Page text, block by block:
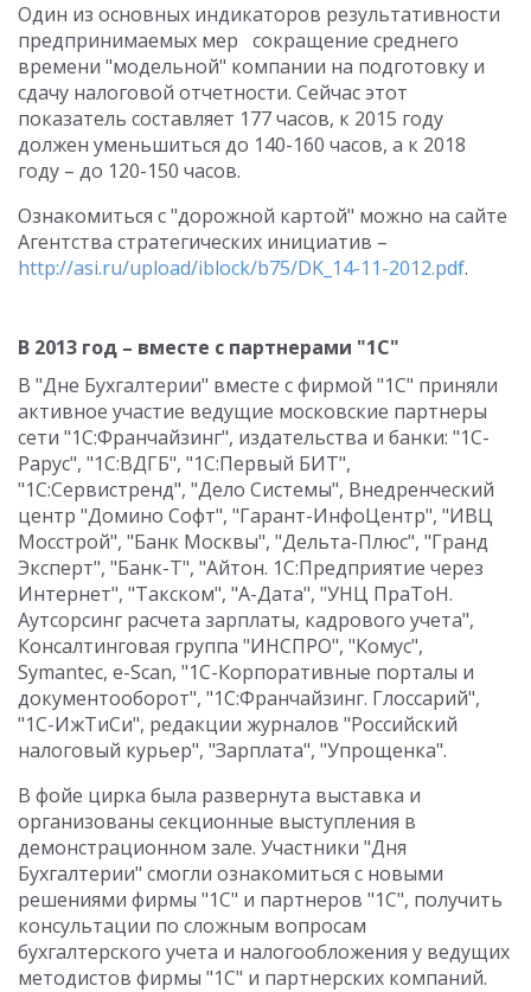
Один из основных индикаторов результативности
предпринимаемых мер сокращение среднего
времени "модельной" компании на подготовку и
сдачу налоговой отчетности. Сейчас этот
показатель составляет 177 часов, к 2015 году
должен уменьшиться до 140-160 часов, а к 2018
году – до 120-150 часов.
Ознакомиться с "дорожной картой" можно на сайте
Агентства стратегических инициатив –
http://asi.ru/upload/iblock/b75/DK_14-11-2012.pdf.
В 2013 год – вместе с партнерами "1С"
В "Дне Бухгалтерии" вместе с фирмой "1С" приняли
активное участие ведущие московские партнеры
сети "1С:Франчайзинг", издательства и банки: "1С-
Рарус", "1С:ВДГБ", "1С:Первый БИТ",
"1С:Сервистренд", "Дело Системы", Внедренческий
центр "Домино Софт", "Гарант-ИнфоЦентр", "ИВЦ
Мосстрой", "Банк Москвы", "Дельта-Плюс", "Гранд
Эксперт", "Банк-Т", "Айтон. 1С:Предприятие через
Интернет", "Такском", "А-Дата", "УНЦ ПраТоН.
Аутсорсинг расчета зарплаты, кадрового учета",
Консалтинговая группа "ИНСПРО", "Комус",
Symantec, e-Scan, "1С-Корпоративные порталы и
документооборот", "1С:Франчайзинг. Глоссарий",
"1С-ИжТиСи", редакции журналов "Российский
налоговый курьер", "Зарплата", "Упрощенка".
В фойе цирка была развернута выставка и
организованы секционные выступления в
демонстрационном зале. Участники "Дня
Бухгалтерии" смогли ознакомиться с новыми
решениями фирмы "1С" и партнеров "1С", получить
консультации по сложным вопросам
бухгалтерского учета и налогообложения у ведущих
методистов фирмы "1С" и партнерских компаний.